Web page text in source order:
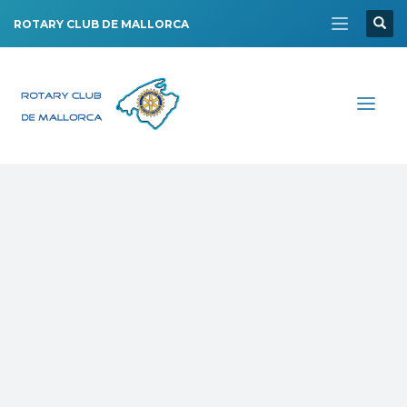
ROTARY CLUB DE MALLORCA